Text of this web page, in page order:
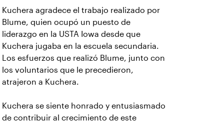
Kuchera agradece el trabajo realizado por
Blume, quien ocupó un puesto de
liderazgo en la USTA Iowa desde que
Kuchera jugaba en la escuela secundaria.
Los esfuerzos que realizó Blume, junto con
los voluntarios que le precedieron,
atrajeron a Kuchera.
Kuchera se siente honrado y entusiasmado
de contribuir al crecimiento de este